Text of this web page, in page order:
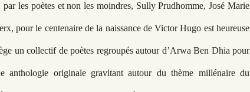
par les poètes et non les moindres, Sully Prudhomme, José Marie
pour le centenaire de la naissance de Victor Hugo est heureuse
un collectif de poètes regroupés autour d’Arwa Ben Dhia pour
anthologie originale gravitant autour du thème millénaire du